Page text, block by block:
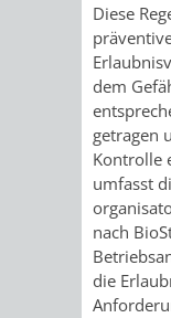
ÄMTER
&
Diese
dem
getragen
Kontrolle
umfasst
nach
die